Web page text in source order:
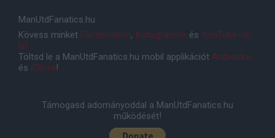
ManUtdFanatics.hu
Kövess minket Facebookon, Instagramon és YouTube-on
is!
Töltsd le a ManUtdFanatics.hu mobil applikációt Androidra
és iOS-re!
Támogasd adományoddal a ManUtdFanatics.hu
működését!